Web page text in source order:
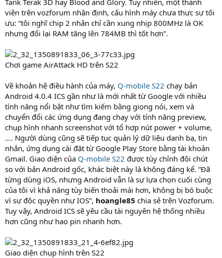
viên trên vozforum nhận định, cấu hình máy chưa thực sự tối
ưu: “tôi nghĩ chip 2 nhân chỉ cần xung nhịp 800MHz là OK
nhưng đổi lại RAM tăng lên 784MB thì tốt hơn”.
Chơi game AirAttack HD trên S22
Về khoản hệ điều hành của máy, Q-mobile S22 chạy bản
Android 4.0.4 ICS gần như là mới nhất từ Google với nhiều
tính năng nổi bật như tìm kiếm bằng giọng nói, xem và
chuyển đổi các ứng dụng đang chạy với tính năng preview,
chụp hình nhanh screenshot với tổ hợp nút power + volume,
…. Người dùng cũng sẽ tiếp tục quản lý dữ liệu danh bạ, tin
nhắn, ứng dụng cài đặt từ Google Play Store bằng tài khoản
Gmail. Giao diện của Q-mobile S22 được tùy chỉnh đôi chút
so với bản Android gốc, khác biệt này là không đáng kể. “Đã
từng dùng iOS, nhưng Android vẫn là sự lựa chọn cuối cùng
của tôi vì khả năng tùy biến thoải mái hơn, không bị bó buộc
vì sự độc quyền như IOS”, hoangle85 chia sẻ trên Vozforum.
Tuy vậy, Android ICS sẽ yêu cầu tài nguyên hệ thống nhiều
hơn cũng như hao pin nhanh hơn.
Giao diện chụp hình trên S22